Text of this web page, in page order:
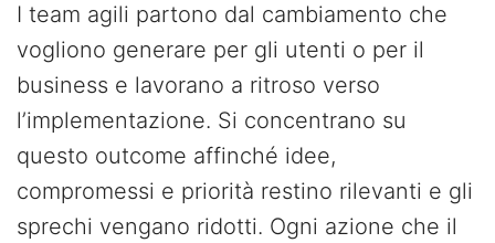
I team agili partono dal cambiamento che
vogliono generare per gli utenti o per il
business e lavorano a ritroso verso
l’implementazione. Si concentrano su
questo outcome affinché idee,
compromessi e priorità restino rilevanti e gli
sprechi vengano ridotti. Ogni azione che il